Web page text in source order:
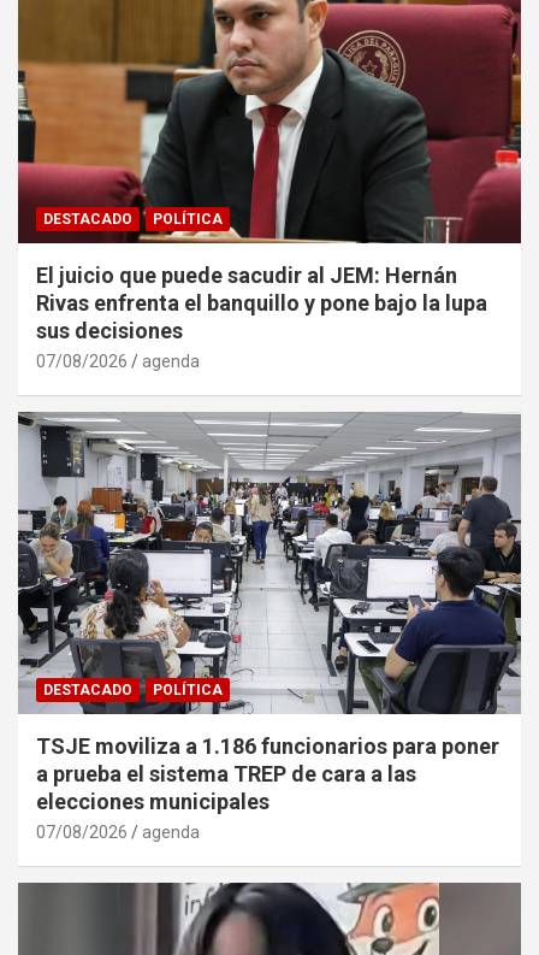
DESTACADO POLÍTICA
El juicio que puede sacudir al JEM: Hernán
Rivas enfrenta el banquillo y pone bajo la lupa
sus decisiones
07/08/2026 agenda
DESTACADO POLÍTICA
TSJE moviliza a 1.186 funcionarios para poner
a prueba el sistema TREP de cara a las
elecciones municipales
07/08/2026 agenda